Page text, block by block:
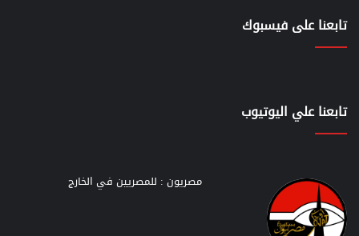
تابعنا على فيسبوك
تابعنا علي اليوتيوب
مصريون : للمصريين في الخارج